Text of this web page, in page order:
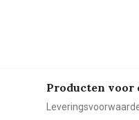
Producten voor